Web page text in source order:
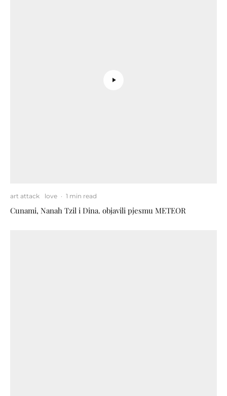
art attack love · 1 min read
Cunami, Nanah Tzil i Dina. objavili pjesmu METEOR